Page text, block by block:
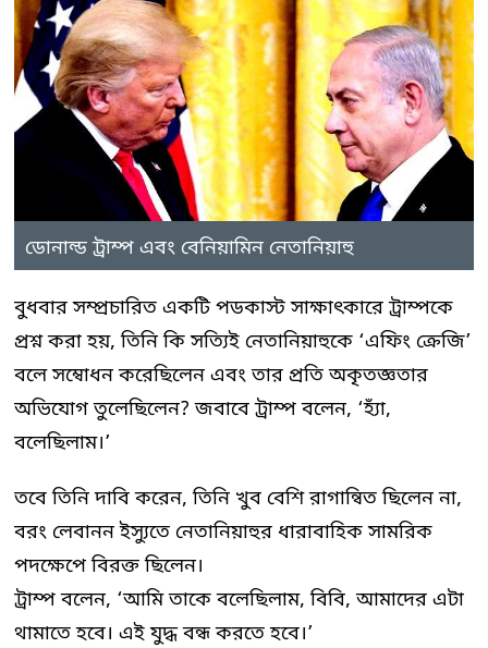
ডোনাল্ড ট্রাম্প এবং বেনিয়ামিন নেতানিয়াহু
বুধবার সম্প্রচারিত একটি পডকাস্ট সাক্ষাৎকারে ট্রাম্পকে
প্রশ্ন করা হয়, তিনি কি সত্যিই নেতানিয়াহুকে ‘এফিং ক্রেজি’
বলে সম্বোধন করেছিলেন এবং তার প্রতি অকৃতজ্ঞতার
অভিযোগ তুলেছিলেন? জবাবে ট্রাম্প বলেন, ‘হ্যাঁ,
বলেছিলাম।’
তবে তিনি দাবি করেন, তিনি খুব বেশি রাগান্বিত ছিলেন না,
বরং লেবানন ইস্যুতে নেতানিয়াহুর ধারাবাহিক সামরিক
পদক্ষেপে বিরক্ত ছিলেন।
ট্রাম্প বলেন, ‘আমি তাকে বলেছিলাম, বিবি, আমাদের এটা
থামাতে হবে। এই যুদ্ধ বন্ধ করতে হবে।’